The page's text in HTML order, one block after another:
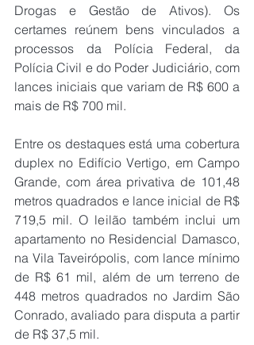
Drogas e Gestão de Ativos). Os
certames reúnem bens vinculados a
processos da Polícia Federal, da
Polícia Civil e do Poder Judiciário, com
lances iniciais que variam de R$ 600 a
mais de R$ 700 mil.
Entre os destaques está uma cobertura
duplex no Edifício Vertigo, em Campo
Grande, com área privativa de 101,48
metros quadrados e lance inicial de R$
719,5 mil. O leilão também inclui um
apartamento no Residencial Damasco,
na Vila Taveirópolis, com lance mínimo
de R$ 61 mil, além de um terreno de
448 metros quadrados no Jardim São
Conrado, avaliado para disputa a partir
de R$ 37,5 mil.